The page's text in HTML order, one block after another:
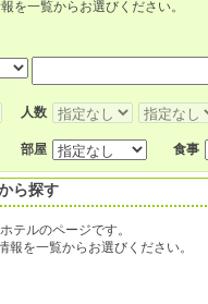
を一覧からお選びください。
人数
部屋 食事
ら探す
テルのページです。
を一覧からお選びください。